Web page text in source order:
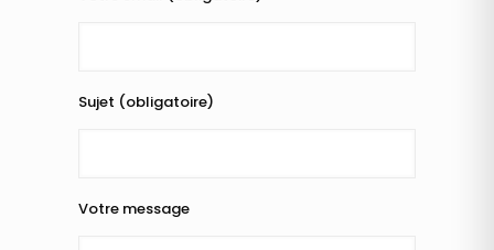
Sujet (obligatoire)
Votre message